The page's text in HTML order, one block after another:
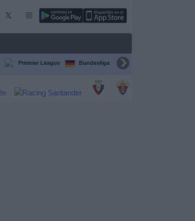
Premier League Bundesliga Supercopa de España